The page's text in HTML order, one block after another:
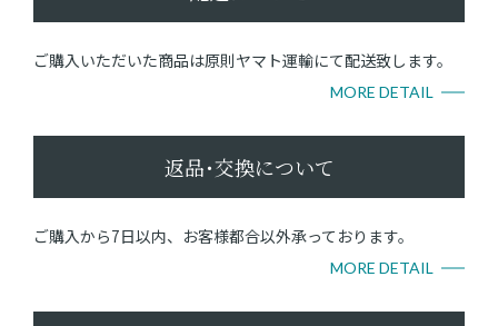
ご購入いただいた商品は原則ヤマト運輸にて配送致します。
MORE DETAIL
返品･交換について
ご購入から7日以内、お客様都合以外承っております。
MORE DETAIL